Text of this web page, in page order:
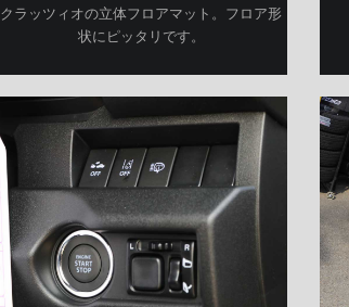
クラッツィオの立体フロアマット。フロア形
状にピッタリです。